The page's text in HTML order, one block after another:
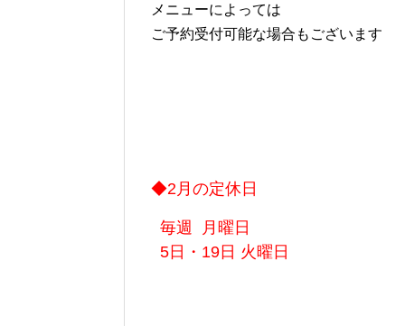
メニューによっては
ご予約受付可能な場合もございます
◆2月の定休日
毎週 月曜日
5日・19日 火曜日